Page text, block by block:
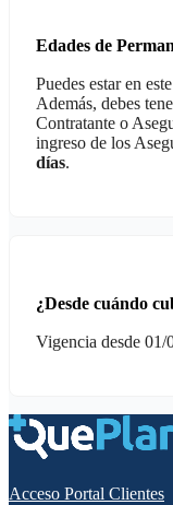
Edades de
Puedes estar en
Además, debes
Contratante o
ingreso de los
días.
¿Desde cuándo
Vigencia desde 01/
Acceso Portal Clientes